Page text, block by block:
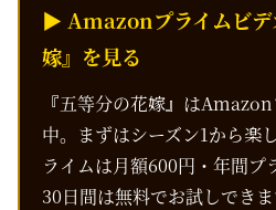
▶ Amazonプライムビデ
嫁』を見る
『五等分の花嫁』は
中。まずはシーズン1から楽
ライムは月額600円・年間プ
30日間は無料でお試しできま